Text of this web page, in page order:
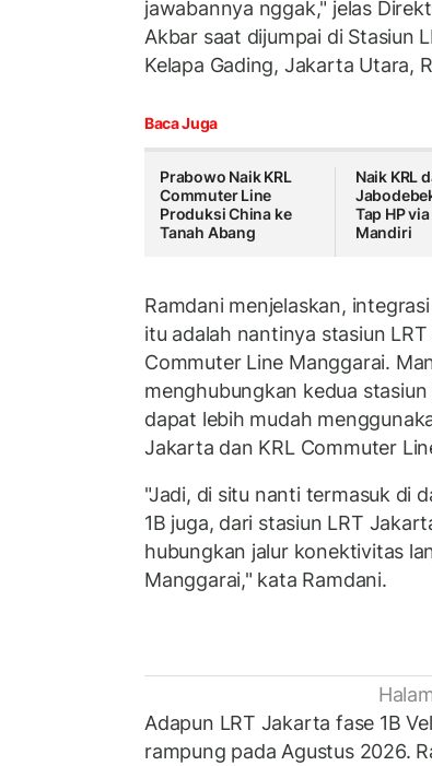
jawabannya nggak," jelas
Akbar saat dijumpai di Stasiun
Kelapa Gading, Jakarta Utara,
Baca Juga
Prabowo Naik KRL
Commuter Line
Produksi China ke
Tanah Abang
Naik KRL
Tap HP via
Mandiri
Ramdani menjelaskan,
itu adalah nantinya stasiun
Commuter Line Manggarai.
menghubungkan kedua
dapat lebih mudah
Jakarta dan KRL Commuter
"Jadi, di situ nanti termasuk di
1B juga, dari stasiun LRT
hubungkan jalur konektivitas
Manggarai," kata Ramdani.
Adapun LRT Jakarta fase 1B
rampung pada Agustus 2026.